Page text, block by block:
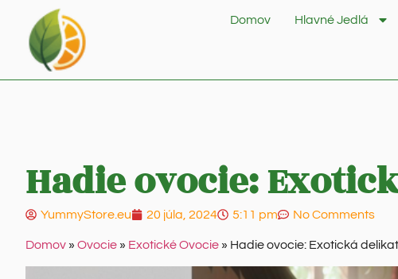
Domov Hlavné Jedlá
Hadie ovocie:
YummyStore.eu 20 júla, 2024 5:11 pm No Comments
Domov » Ovocie » Exotické Ovocie » Hadie ovocie: Exotická